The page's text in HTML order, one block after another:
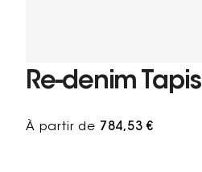
Re-denim Tapis
À partir de 784,53 €